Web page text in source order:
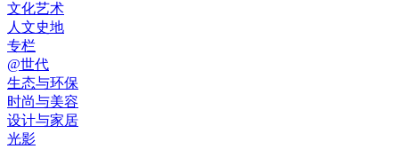
文化艺术
人文史地
专栏
@世代
生态与环保
时尚与美容
设计与家居
光影